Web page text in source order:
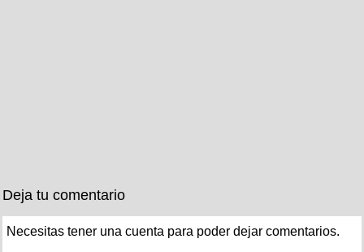
Deja tu comentario
Necesitas tener una cuenta para poder dejar comentarios.